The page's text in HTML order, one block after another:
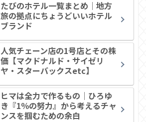
たびのホテル一覧まとめ｜地方
旅の拠点にちょうどいいホテル
ブランド
人気チェーン店の1号店とその株
価【マクドナルド・サイゼリ
ヤ・スターバックスetc】
ヒマは全力で作るもの｜ひろゆ
き『1％の努力』から考えるチャ
ンスを掴むための余白